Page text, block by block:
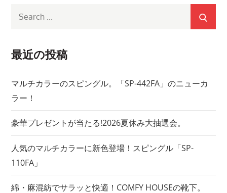
シ
ョ
ン
最近の投稿
マルチカラーのスピングル。「SP-442FA」のニューカ
ラー！
豪華プレゼントが当たる!2026夏休み大抽選会。
人気のマルチカラーに新色登場！スピングル「SP-
110FA」
綿・麻混紡でサラッと快適！COMFY HOUSEの靴下。